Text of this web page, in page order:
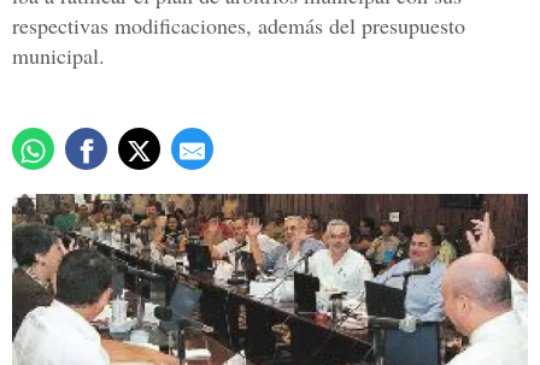
respectivas modificaciones, además del presupuesto
municipal.